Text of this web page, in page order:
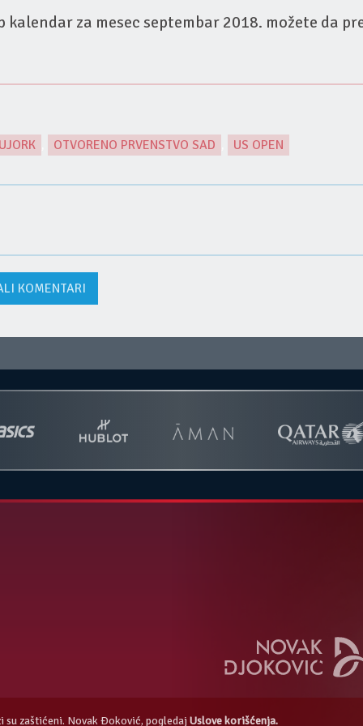
kalendar za mesec septembar 2018. možete da
OTVORENO PRVENSTVO SAD US OPEN
KOMENTARI
zaštićeni. Novak Đoković, pogledaj Uslove korišćenja.